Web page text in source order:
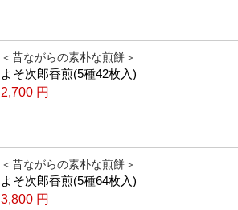
＜昔ながらの素朴な煎餅＞
よそ次郎香煎(5種42枚入)
2,700 円
＜昔ながらの素朴な煎餅＞
よそ次郎香煎(5種64枚入)
3,800 円